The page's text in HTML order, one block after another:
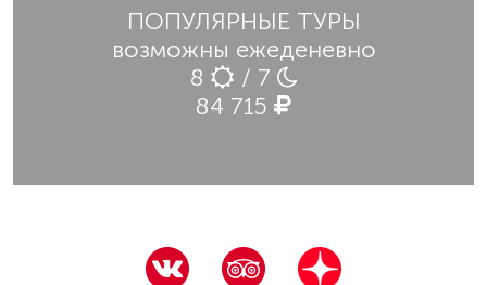
ПОПУЛЯРНЫЕ ТУРЫ
возможны ежеденевно
8
/ 7
84 715